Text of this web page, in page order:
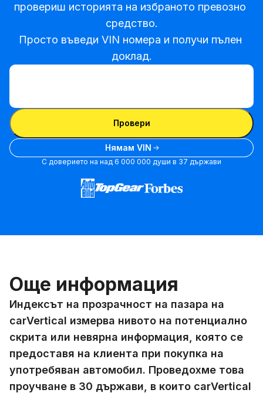
провериш историята на избраното превозно
средство.
Просто въведи VIN номера и получи пълен
доклад.
Въведи VIN
Въведи VIN
Провери
Нямам VIN
С доверието на над 6 000 000 души в 37 държави
Още информация
Индексът на прозрачност на пазара на
carVertical измерва нивото на потенциално
скрита или невярна информация, която се
предоставя на клиента при покупка на
употребяван автомобил. Проведохме това
проучване в 30 държави, в които carVertical